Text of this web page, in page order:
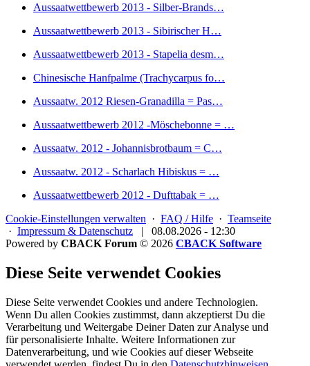
Aussaatwettbewerb 2013 - Silber-Brands…
Aussaatwettbewerb 2013 - Sibirischer H…
Aussaatwettbewerb 2013 - Stapelia desm…
Chinesische Hanfpalme (Trachycarpus fo…
Aussaatw. 2012 Riesen-Granadilla = Pas…
Aussaatwettbewerb 2012 -Möschebonne = …
Aussaatw. 2012 - Johannisbrotbaum = C…
Aussaatw. 2012 - Scharlach Hibiskus = …
Aussaatwettbewerb 2012 - Dufttabak = …
Cookie-Einstellungen verwalten · FAQ / Hilfe · Teamseite
· Impressum & Datenschutz |
08.08.2026 - 12:30
Powered by CBACK Forum © 2026 CBACK Software
Diese Seite verwendet Cookies
Diese Seite verwendet Cookies und andere Technologien.
Wenn Du allen Cookies zustimmst, dann akzeptierst Du die
Verarbeitung und Weitergabe Deiner Daten zur Analyse und
für personalisierte Inhalte. Weitere Informationen zur
Datenverarbeitung, und wie Cookies auf dieser Webseite